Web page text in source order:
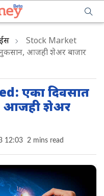
Stock Market
आजही शेअर बाजार
एका दिवसात
आजही शेअर
12:03 2 mins read